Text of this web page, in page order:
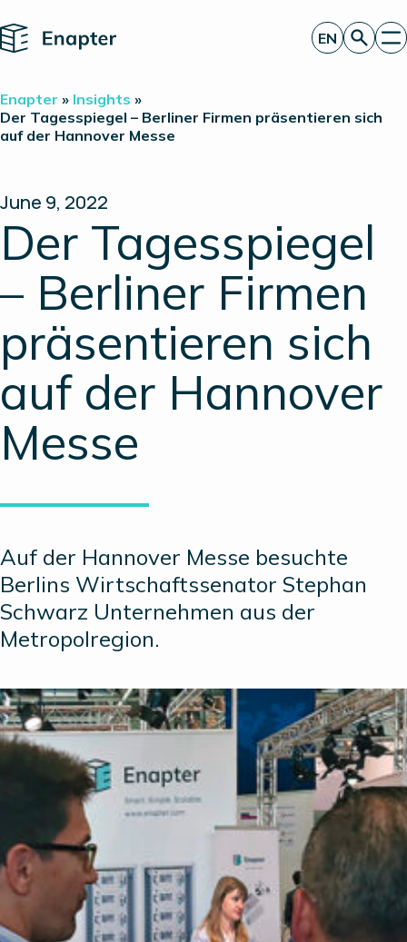
Home
Technology
Products
About
Insights
Investor Relations
EN
Enapter » Insights »
Der Tagesspiegel – Berliner Firmen präsentieren sich
auf der Hannover Messe
June 9, 2022
Der Tagesspiegel
– Berliner Firmen
präsentieren sich
auf der Hannover
Messe
Auf der Hannover Messe besuchte
Berlins Wirtschaftssenator Stephan
Schwarz Unternehmen aus der
Metropolregion.